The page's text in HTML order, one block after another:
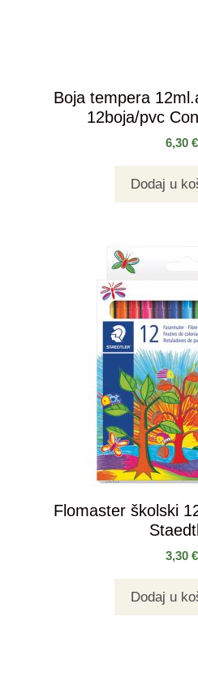
Boja tempera
12boja/pvc
6,30 €
Dodaj u
Flomaster školski
3,30 €
Dodaj u